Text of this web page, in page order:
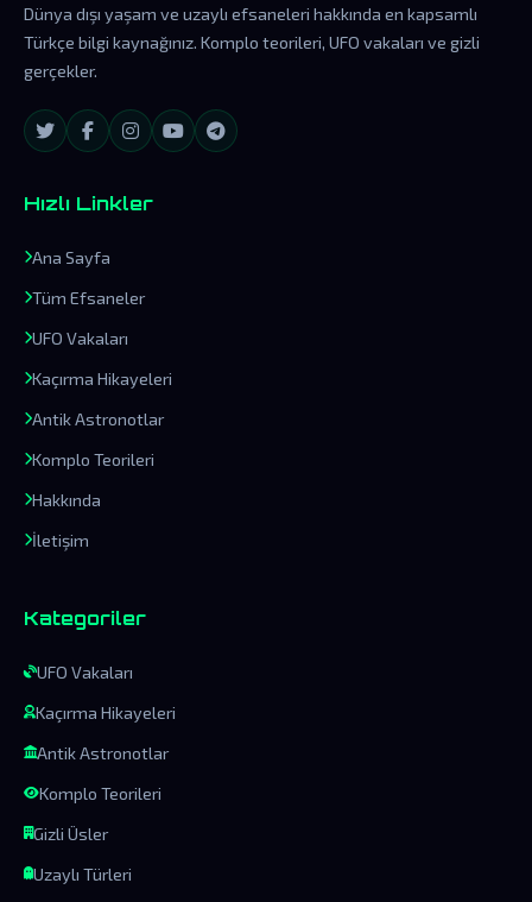
Dünya dışı yaşam ve uzaylı efsaneleri hakkında en kapsamlı
Türkçe bilgi kaynağınız. Komplo teorileri, UFO vakaları ve gizli
gerçekler.
Hızlı Linkler
Ana Sayfa
Tüm Efsaneler
UFO Vakaları
Kaçırma Hikayeleri
Antik Astronotlar
Komplo Teorileri
Hakkında
İletişim
Kategoriler
UFO Vakaları
Kaçırma Hikayeleri
Antik Astronotlar
Komplo Teorileri
Gizli Üsler
Uzaylı Türleri